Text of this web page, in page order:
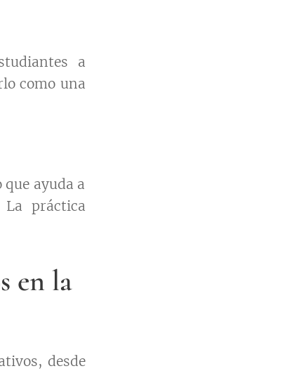
a
como una
ayuda a
práctica
en la
desde